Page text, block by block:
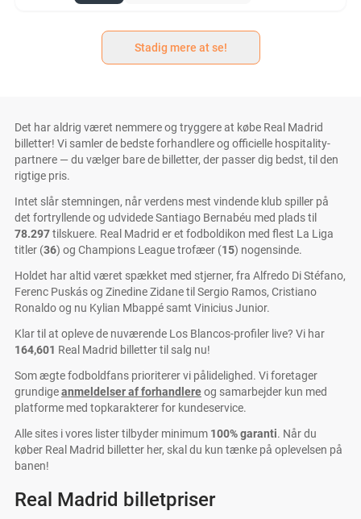
Stadig mere at se!
Det har aldrig været nemmere og tryggere at købe Real Madrid
billetter! Vi samler de bedste forhandlere og officielle hospitality-
partnere — du vælger bare de billetter, der passer dig bedst, til den
rigtige pris.
Intet slår stemningen, når verdens mest vindende klub spiller på
det fortryllende og udvidede Santiago Bernabéu med plads til
78.297tilskuere. Real Madrid er et fodboldikon med flest La Liga
titler (36) og Champions League trofæer (15) nogensinde.
Holdet har altid været spækket med stjerner, fra Alfredo Di Stéfano,
Ferenc Puskás og Zinedine Zidane til Sergio Ramos, Cristiano
Ronaldo og nu Kylian Mbappé samt Vinicius Junior.
Klar til at opleve de nuværende Los Blancos-profiler live? Vi har
164,601 Real Madrid billetter til salg nu!
Som ægte fodboldfans prioriterer vi pålidelighed. Vi foretager
grundigeanmeldelser af forhandlereog samarbejder kun med
platforme med topkarakterer for kundeservice.
Alle sites i vores lister tilbyder minimum 100% garanti. Når du
køber Real Madrid billetter her, skal du kun tænke på oplevelsen på
banen!
Real Madrid billetpriser